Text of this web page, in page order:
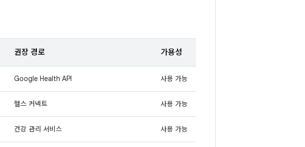
권장 경로 가용성
Google Health API 사용 가능
헬스 커넥트 사용 가능
건강 관리 서비스 사용 가능